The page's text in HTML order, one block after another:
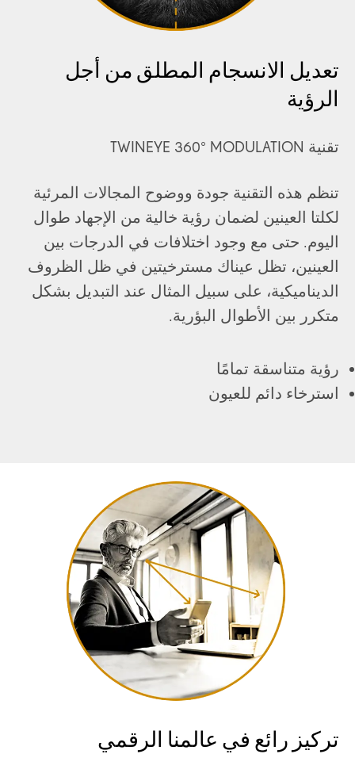
تعديل الانسجام المطلق من أجل
الرؤية
تقنية TWINEYE 360° MODULATION
تنظم هذه التقنية جودة ووضوح المجالات المرئية
لكلتا العينين لضمان رؤية خالية من الإجهاد طوال
اليوم. حتى مع وجود اختلافات في الدرجات بين
العينين، تظل عيناك مسترخيتين في ظل الظروف
الديناميكية، على سبيل المثال عند التبديل بشكل
متكرر بين الأطوال البؤرية.
رؤية متناسقة تمامًا
استرخاء دائم للعيون
تركيز رائع في عالمنا الرقمي